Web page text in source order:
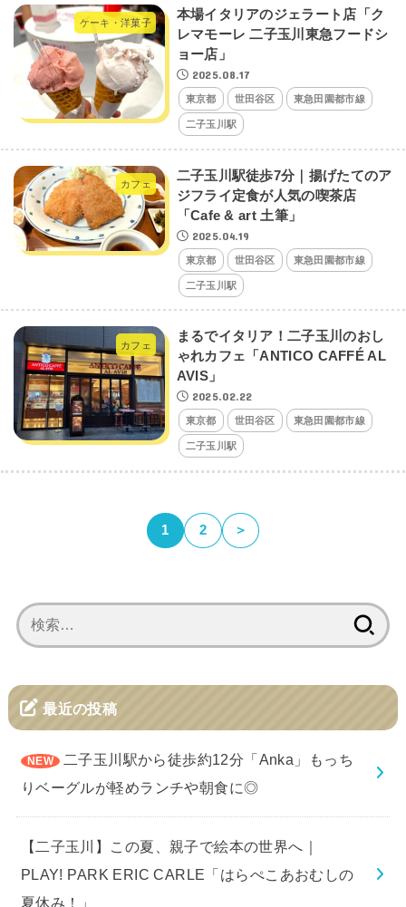
ケーキ・洋菓子
本場イタリアのジェラート店「ク
レマモーレ 二子玉川東急フードシ
ョー店」
2025.08.17
東京都 世田谷区 東急田園都市線
二子玉川駅
カフェ
二子玉川駅徒歩7分｜揚げたてのア
ジフライ定食が人気の喫茶店
「Cafe & art 土筆」
2025.04.19
東京都 世田谷区 東急田園都市線
二子玉川駅
カフェ
まるでイタリア！二子玉川のおし
ゃれカフェ「ANTICO CAFFÉ AL
AVIS」
2025.02.22
東京都 世田谷区 東急田園都市線
二子玉川駅
1 2 ＞
索:
最近の投稿
二子玉川駅から徒歩約12分「Anka」もっち
りベーグルが軽めランチや朝食に◎
【二子玉川】この夏、親子で絵本の世界へ｜
PLAY! PARK ERIC CARLE「はらぺこあおむしの
夏休み！」